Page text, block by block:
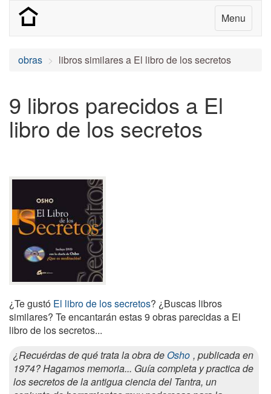
Menu
obras libros similares a El libro de los secretos
9 libros parecidos a El
libro de los secretos
¿Te gustó El libro de los secretos? ¿Buscas libros
similares? Te encantarán estas 9 obras parecidas a El
libro de los secretos...
¿Recuérdas de qué trata la obra de Osho , publicada en
1974? Hagamos memoria... Guía completa y practica de
los secretos de la antigua ciencia del Tantra, un